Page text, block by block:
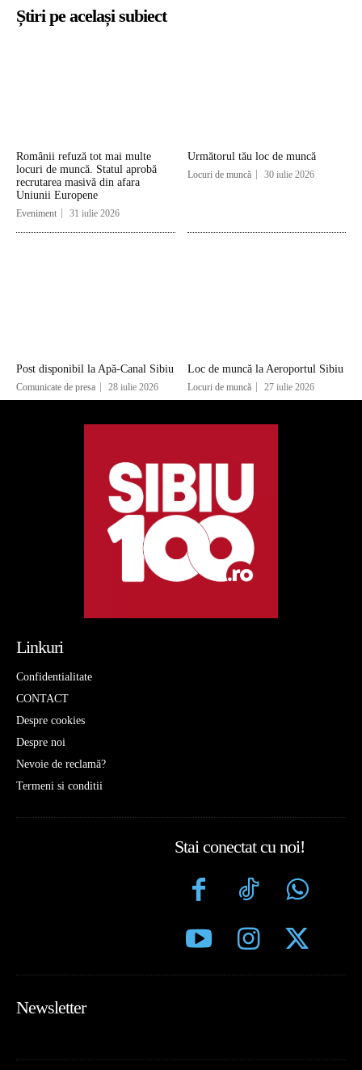
Știri pe același subiect
Românii refuză tot mai multe
locuri de muncă. Statul aprobă
recrutarea masivă din afara
Uniunii Europene
Eveniment 31 iulie 2026
Următorul tău loc de muncă
Locuri de muncă 30 iulie 2026
Post disponibil la Apă-Canal Sibiu
Comunicate de presa 28 iulie 2026
Loc de muncă la Aeroportul Sibiu
Locuri de muncă 27 iulie 2026
Linkuri
Confidentialitate
CONTACT
Despre cookies
Despre noi
Nevoie de reclamă?
Termeni si conditii
Stai conectat cu noi!
Newsletter